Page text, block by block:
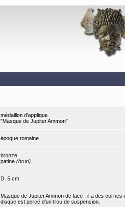
médaillon d'applique
"Masque de Jupiter Ammon"
époque romaine
bronze
patine (brun)
D. 5 cm
Masque de Jupiter Ammon de face ; il a des cornes
disque est percé d’un trou de suspension.